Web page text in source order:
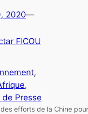
2020—
FICOU
de Presse
des efforts de la Chine pour